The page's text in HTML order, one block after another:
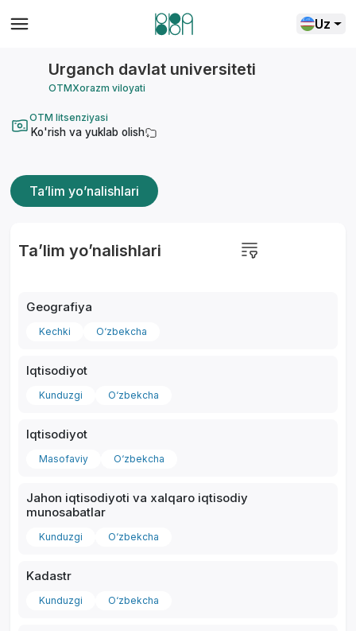
Uz
Urganch davlat universiteti
OTMXorazm viloyati
OTM litsenziyasi
Ko'rish va yuklab olish
Ta’lim yo’nalishlari
Ta’lim yo’nalishlari
Geografiya
Kechki O‘zbekcha
Iqtisodiyot
Kunduzgi O‘zbekcha
Iqtisodiyot
Masofaviy O‘zbekcha
Jahon iqtisodiyoti va xalqaro iqtisodiy
munosabatlar
Kunduzgi O‘zbekcha
Kadastr
Kunduzgi O‘zbekcha